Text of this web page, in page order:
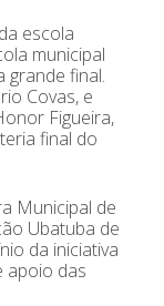
escola
municipal
grande final.
Covas, e
Figueira,
final do
Municipal de
Ubatuba de
da iniciativa
apoio das